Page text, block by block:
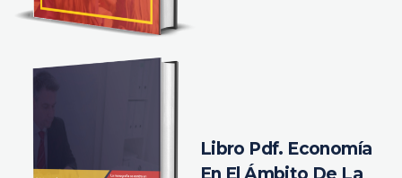
Libro Pdf. Economía
En El Ámbito De La